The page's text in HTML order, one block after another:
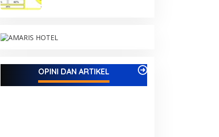
OPINI DAN ARTIKEL